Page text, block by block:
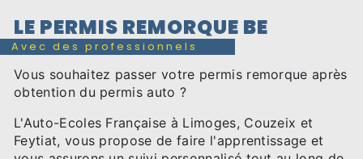
LE PERMIS REMORQUE BE
Avec des professionnels
Vous souhaitez passer votre permis remorque après
obtention du permis auto ?
L'Auto-Ecoles Française à Limoges, Couzeix et
Feytiat, vous propose de faire l'apprentissage et